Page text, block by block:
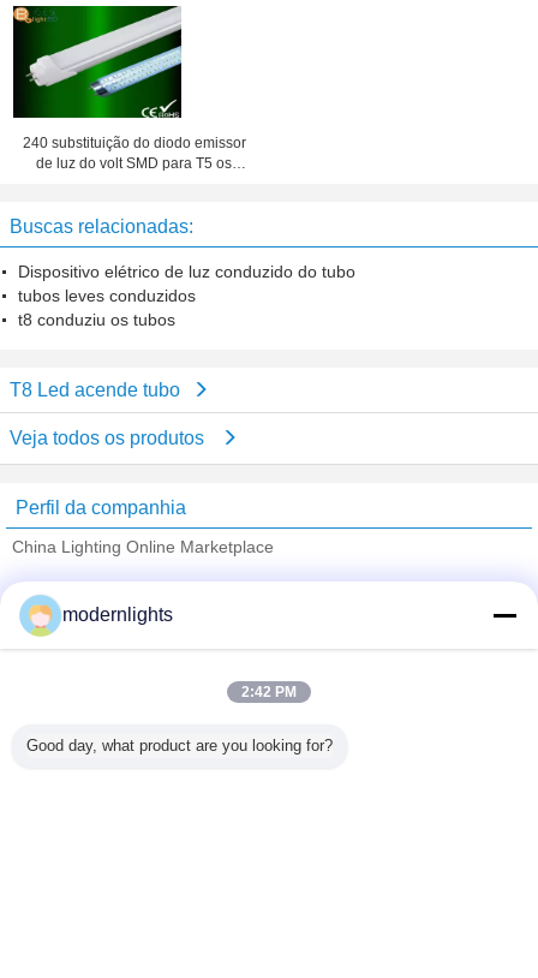
240 substituição do diodo emissor
de luz do volt SMD para T5 os
Buscas relacionadas:
Dispositivo elétrico de luz conduzido do tubo
tubos leves conduzidos
t8 conduziu os tubos
T8 Led acende tubo
Veja todos os produtos
Perfil da companhia
China Lighting Online Marketplace
Fornecedores Verified
Trust Seal
Verified Suplier
Todos os Produtos
modernlights
2:42 PM
Good day, what product are you looking for?